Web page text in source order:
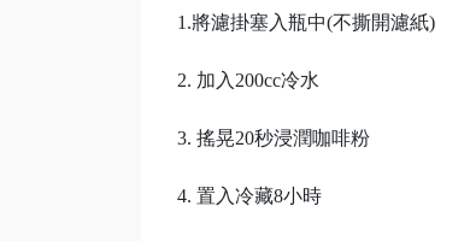
1.將濾掛塞入瓶中(不撕開濾紙)
2. 加入200cc冷水
3. 搖晃20秒浸潤咖啡粉
4. 置入冷藏8小時